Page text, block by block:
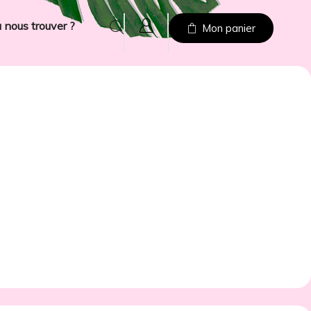
nous trouver ? Mon panier